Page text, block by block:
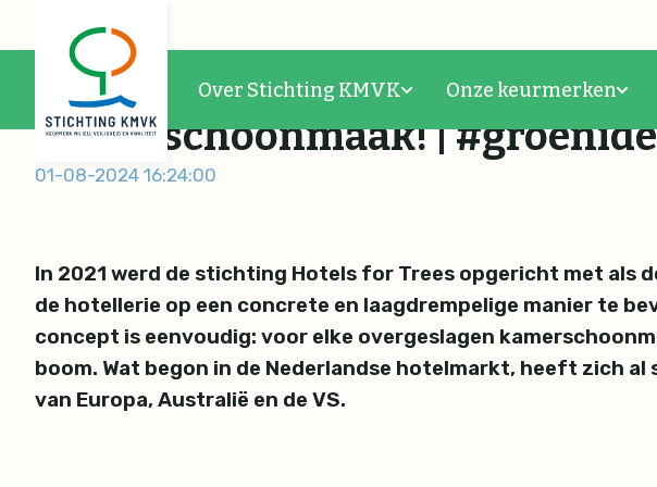
Over Stichting KMVK Onze keurmerken
Niet poetsen maar planten:
kamerschoonmaak! |
01-08-2024 16:24:00
In 2021 werd de stichting Hotels for Trees opgericht met als
de hotellerie op een concrete en laagdrempelige manier te
concept is eenvoudig: voor elke overgeslagen
boom. Wat begon in de Nederlandse hotelmarkt, heeft zich
van Europa, Australië en de VS.